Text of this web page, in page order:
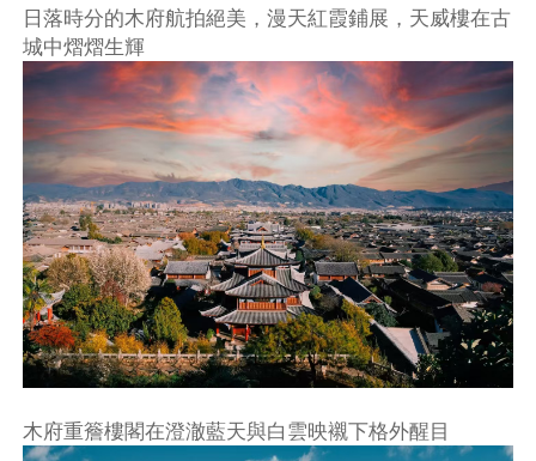
日落時分的木府航拍絕美，漫天紅霞鋪展，天威樓在古
城中熠熠生輝
木府重簷樓閣在澄澈藍天與白雲映襯下格外醒目